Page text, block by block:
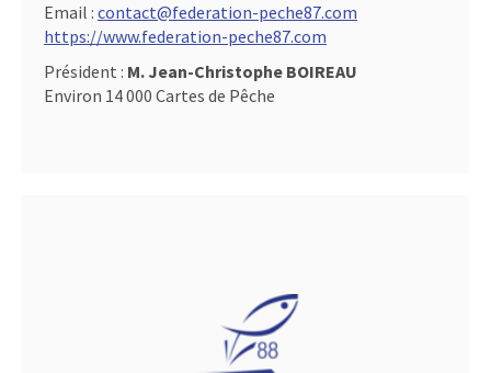
Email : contact@federation-peche87.com
https://www.federation-peche87.com
Président : M. Jean-Christophe BOIREAU
Environ 14 000 Cartes de Pêche